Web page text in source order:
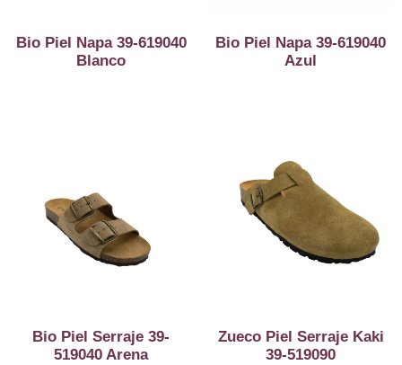
Bio Piel Napa 39-619040
Blanco
Bio Piel Napa 39-619040
Azul
Bio Piel Serraje 39-
519040 Arena
Zueco Piel Serraje Kaki
39-519090